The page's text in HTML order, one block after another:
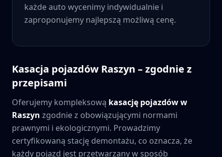
każde auto wycenimy indywidualnie i
zaproponujemy najlepszą możliwą cenę.
Kasacja pojazdów Raszyn – zgodnie z
przepisami
Oferujemy kompleksową kasację pojazdów w
Raszyn zgodnie z obowiązującymi normami
prawnymi i ekologicznymi. Prowadzimy
certyfikowaną stację demontażu, co oznacza, że
każdy pojazd jest przetwarzany w sposób